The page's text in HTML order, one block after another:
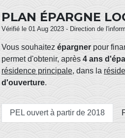
PLAN ÉPARGNE
Vérifié le 01 Aug 2023 - Direction de
Vous souhaitez épargner pour
permet d'obtenir, après 4 ans
résidence principale, dans la
d'ouverture.
PEL ouvert à partir de 2018